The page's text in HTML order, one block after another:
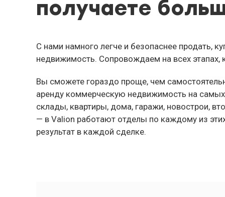
получаете
С нами намного легче и безопаснее продать,
недвижимость. Сопровождаем на всех этапах,
Вы сможете гораздо проще, чем
аренду коммерческую недвижимость на
склады, квартиры, дома, гаражи, новострои,
— в Valion работают отделы по каждому из
результат в каждой сделке.